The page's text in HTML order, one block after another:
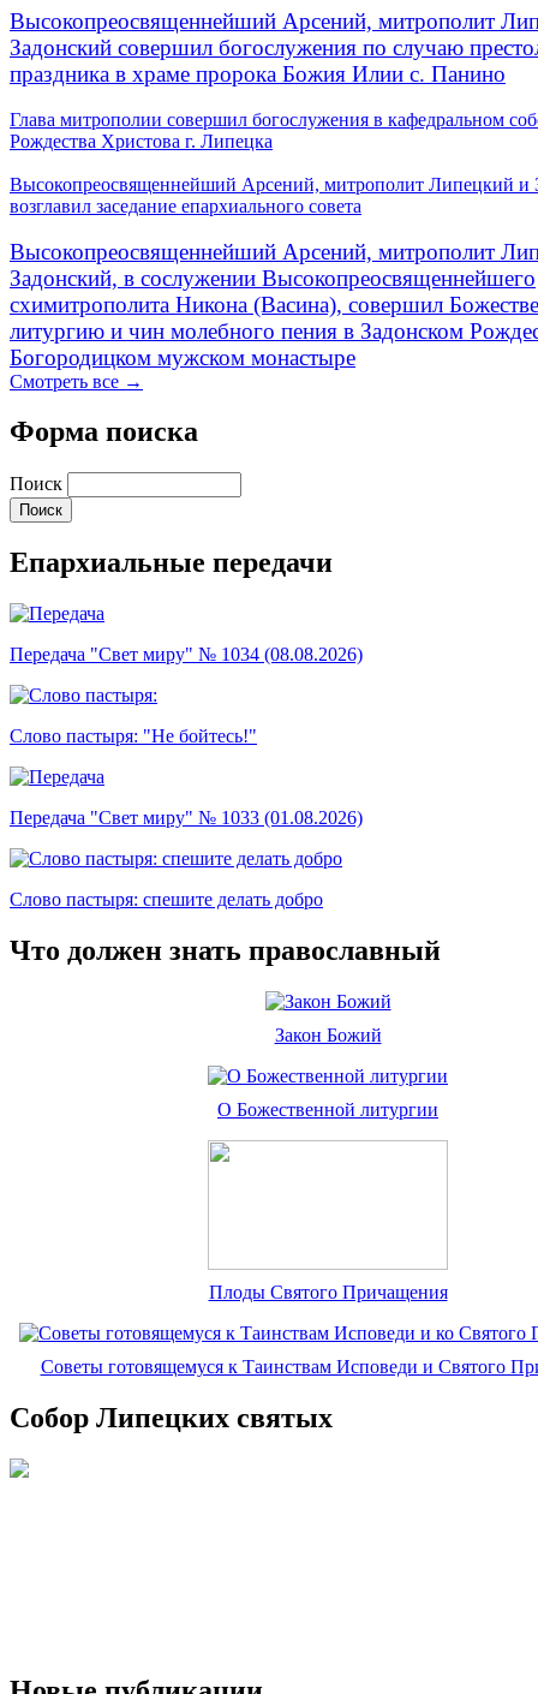
Высокопреосвященнейший Арсений, митрополит
Задонский совершил богослужения по случаю
праздника в храме пророка Божия Илии с. Панино
Глава митрополии совершил богослужения в кафедральном
Рождества Христова г. Липецка
Высокопреосвященнейший Арсений, митрополит Липецкий и
возглавил заседание епархиального совета
Высокопреосвященнейший Арсений, митрополит
Задонский, в сослужении Высокопреосвященнейшего
схимитрополита Никона (Васина), совершил
литургию и чин молебного пения в Задонском
Богородицком мужском монастыре
Смотреть все →
Форма поиска
Поиск
Епархиальные передачи
Передача "Свет миру" № 1034 (08.08.2026)
Слово пастыря: "Не бойтесь!"
Передача "Свет миру" № 1033 (01.08.2026)
Слово пастыря: спешите делать добро
Что должен знать православный
Закон Божий
О Божественной литургии
Плоды Святого Причащения
Советы готовящемуся к Таинствам Исповеди и Святого
Собор Липецких святых